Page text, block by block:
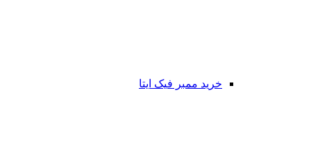
خرید ممبر فیک ایتا